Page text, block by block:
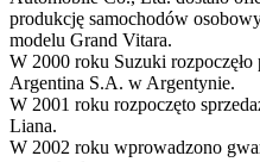
produkcję samochodów
modelu Grand Vitara.
W 2000 roku Suzuki
Argentina S.A. w Argentynie.
W 2001 roku rozpoczęto
Liana.
W 2002 roku wprowadzono